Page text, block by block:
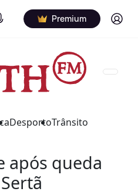
Premium Log in
DesportoTrânsito
após queda